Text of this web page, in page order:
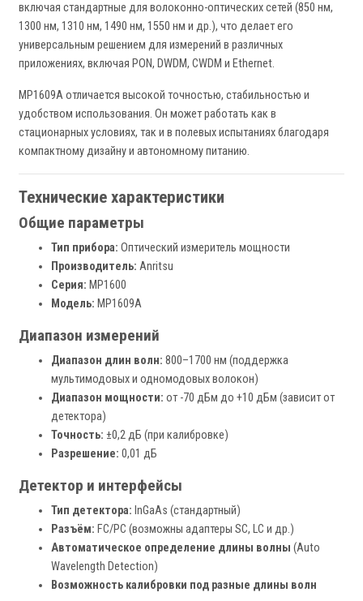
включая стандартные для волоконно-оптических сетей (850 нм,
1300 нм, 1310 нм, 1490 нм, 1550 нм и др.), что делает его
универсальным решением для измерений в различных
приложениях, включая PON, DWDM, CWDM и Ethernet.
MP1609A отличается высокой точностью, стабильностью и
удобством использования. Он может работать как в
стационарных условиях, так и в полевых испытаниях благодаря
компактному дизайну и автономному питанию.
Технические характеристики
Общие параметры
Тип прибора: Оптический измеритель мощности
Производитель: Anritsu
Серия: MP1600
Модель: MP1609A
Диапазон измерений
Диапазон длин волн: 800–1700 нм (поддержка
мультимодовых и одномодовых волокон)
Диапазон мощности: от -70 дБм до +10 дБм (зависит от
детектора)
Точность: ±0,2 дБ (при калибровке)
Разрешение: 0,01 дБ
Детектор и интерфейсы
Тип детектора: InGaAs (стандартный)
Разъём: FC/PC (возможны адаптеры SC, LC и др.)
Автоматическое определение длины волны (Auto
Wavelength Detection)
Возможность калибровки под разные длины волн